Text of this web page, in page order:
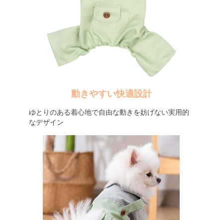
動きやすい快適設計
ゆとりのある着心地で自由な動きを妨げない実用的
なデザイン